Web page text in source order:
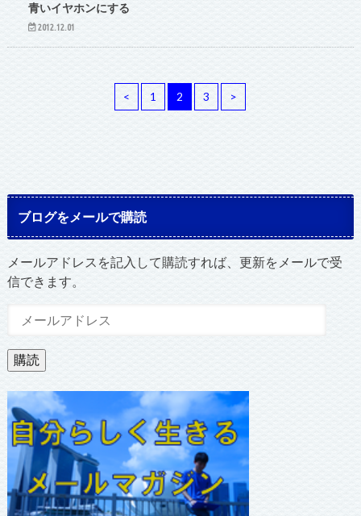
青
青いイヤホンにする
2012.12.01
< 1 2 3 >
ブログをメールで購読
メールアドレスを記入して購読すれば、更新をメールで受
信できます。
ル
ア
ド
レ
ス
購読